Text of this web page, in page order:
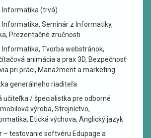
Informatika (trvá)
Informatika, Seminár z Informatiky,
Prezentačné zručnosti
Informatika, Tvorba webstránok,
animácia a prax 3D, Bezpečnosť
pri práci, Manažment a marketing
generálneho riaditeľa
učiteľka / špecialistka pre odborné
výroba, Strojníctvo,
Etická výchova, Anglický jazyk
– testovanie softvéru Edupage a